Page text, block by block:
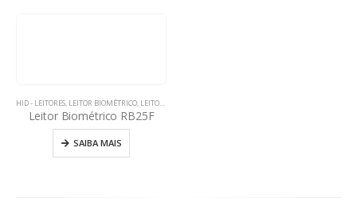
HID - LEITORES, LEITOR BIOMÉTRICO, LEITORES
Leitor Biométrico RB25F
SAIBA MAIS